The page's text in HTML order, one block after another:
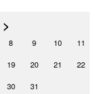
>
8 9 10
11
19 20 21
22
30 31